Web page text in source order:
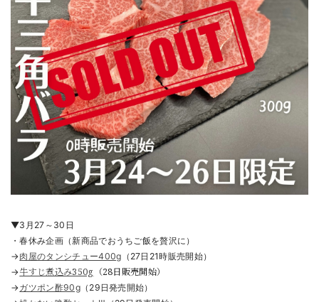
▼3月27～30日
・春休み企画（新商品でおうちご飯を贅沢に）
→肉屋のタンシチュー400g （27日21時販売開始）
→牛すじ煮込み350g （28日販売開始）
→ガツポン酢90g（29日発売開始）